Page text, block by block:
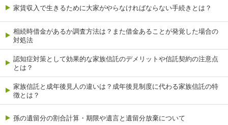
家賃収入で生きるために大家がやらなければならない手続きとは？
相続時借金があるか調査方法は？また借金あることが発覚した場合の
対処法
認知症対策として効果的な家族信託のデメリットや信託契約の注意点
とは？
家族信託と成年後見人の違いは？成年後見制度に代わる家族信託の特
徴とは？
孫の遺留分の割合計算・期限や遺言と遺留分放棄について